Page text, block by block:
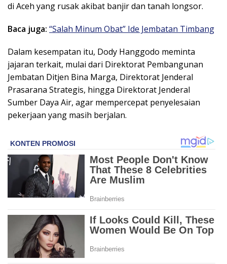
di Aceh yang rusak akibat banjir dan tanah longsor.
Baca juga: “Salah Minum Obat” Ide Jembatan Timbang
Dalam kesempatan itu, Dody Hanggodo meminta
jajaran terkait, mulai dari Direktorat Pembangunan
Jembatan Ditjen Bina Marga, Direktorat Jenderal
Prasarana Strategis, hingga Direktorat Jenderal
Sumber Daya Air, agar mempercepat penyelesaian
pekerjaan yang masih berjalan.